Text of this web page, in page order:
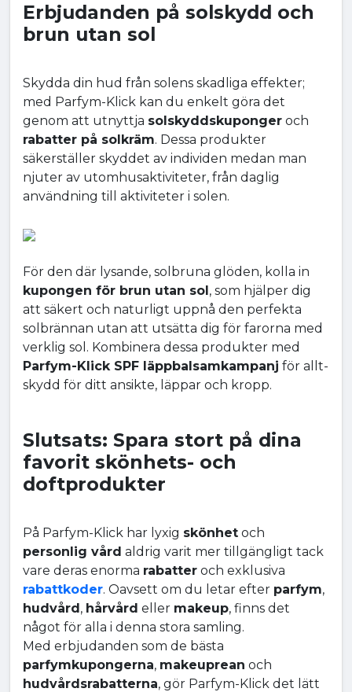
Erbjudanden på solskydd och
brun utan sol
Skydda din hud från solens skadliga effekter;
med Parfym-Klick kan du enkelt göra det
genom att utnyttja solskyddskuponger och
rabatter på solkräm. Dessa produkter
säkerställer skyddet av individen medan man
njuter av utomhusaktiviteter, från daglig
användning till aktiviteter i solen.
För den där lysande, solbruna glöden, kolla in
kupongen för brun utan sol , som hjälper dig
att säkert och naturligt uppnå den perfekta
solbrännan utan att utsätta dig för farorna med
verklig sol. Kombinera dessa produkter med
Parfym-Klick SPF läppbalsamkampanj för allt-
skydd för ditt ansikte, läppar och kropp.
Slutsats: Spara stort på dina
favorit skönhets- och
doftprodukter
På Parfym-Klick har lyxig skönhet och
personlig vård aldrig varit mer tillgängligt tack
vare deras enorma rabatter och exklusiva
rabattkoder. Oavsett om du letar efter parfym,
hudvård , hårvård eller makeup, finns det
något för alla i denna stora samling.
Med erbjudanden som de bästa
parfymkupongerna, makeuprean och
hudvårdsrabatterna, gör Parfym-Klick det lätt